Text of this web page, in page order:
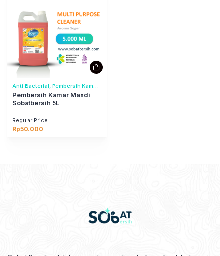
Anti Bacterial, Pembersih Kamar
Mandi
Pembersih Kamar Mandi
Sobatbersih 5L
Regular Price
Rp50.000